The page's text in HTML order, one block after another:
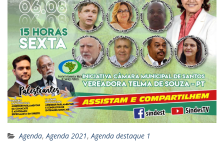
Agenda, Agenda 2021, Agenda destaque 1